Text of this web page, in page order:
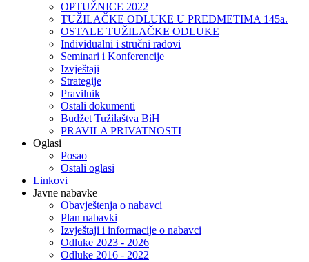
OPTUŽNICE 2022
TUŽILAČKE ODLUKE U PREDMETIMA 145a.
OSTALE TUŽILAČKE ODLUKE
Individualni i stručni radovi
Seminari i Konferencije
Izvještaji
Strategije
Pravilnik
Ostali dokumenti
Budžet Tužilaštva BiH
PRAVILA PRIVATNOSTI
Oglasi
Posao
Ostali oglasi
Linkovi
Javne nabavke
Obavještenja o nabavci
Plan nabavki
Izvještaji i informacije o nabavci
Odluke 2023 - 2026
Odluke 2016 - 2022